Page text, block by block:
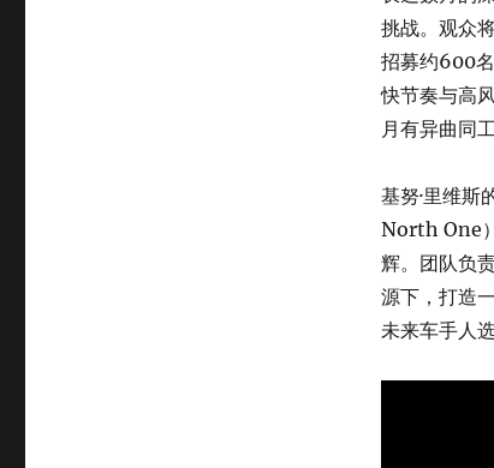
挑战。观众
招募约600
快节奏与高
月有异曲同
基努·里维
North One
辉。团队负
源下，打造
未来车手人